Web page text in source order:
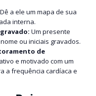
Dê a ele um mapa de sua
interna.
Um presente
ou iniciais gravados.
de
e motivado com um
a frequência cardíaca e